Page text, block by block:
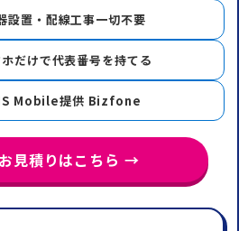
設置・配線工事一切不要
だけで代表番号を持てる
Mobile提供 Bizfone
見積りはこちら →